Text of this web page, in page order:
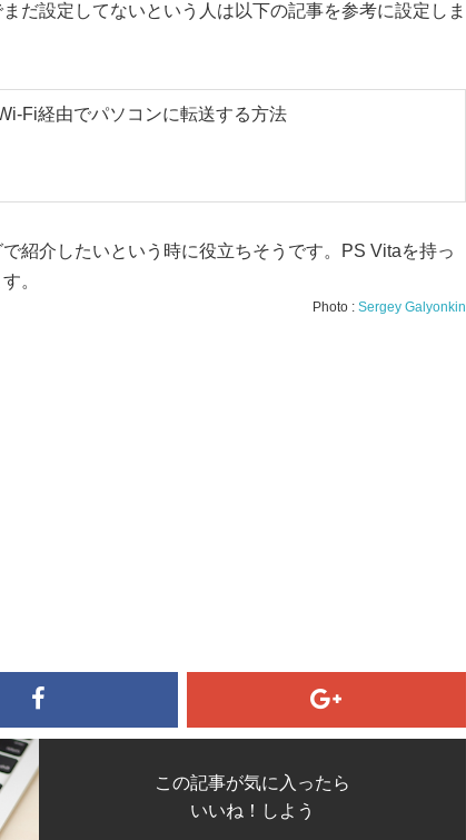
だ設定してないという人は以下の記事を参考に設定しま
Fi経由でパソコンに転送する方法
紹介したいという時に役立ちそうです。PS Vitaを持っ
。
Photo : Sergey Galyonkin
この記事が気に入ったら
いいね！しよう